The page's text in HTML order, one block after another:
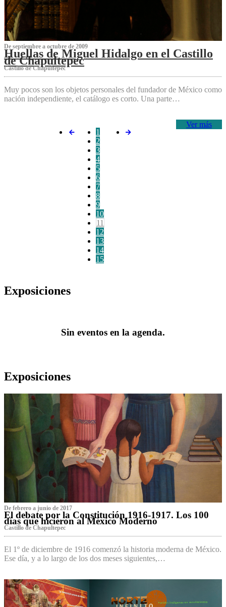
De septiembre a octubre de 2009
Huellas de Miguel Hidalgo en el Castillo
de Chapultepec
Castillo de Chapultepec
Muy pocos son los objetos personales del fundador de México como
nación independiente, el catálogo es corto. Una parte…
Ver más
1
2
3
4
5
6
7
8
9
10
11
12
13
14
15
Exposiciones
Sin eventos en la agenda.
Exposiciones
De febrero a junio de 2017
El debate por la Constitución 1916-1917. Los 100
días que hicieron al México Moderno
Castillo de Chapultepec
El 1º de diciembre de 1916 comenzó la historia moderna de México.
Ese día, y a lo largo de los dos meses siguientes,…